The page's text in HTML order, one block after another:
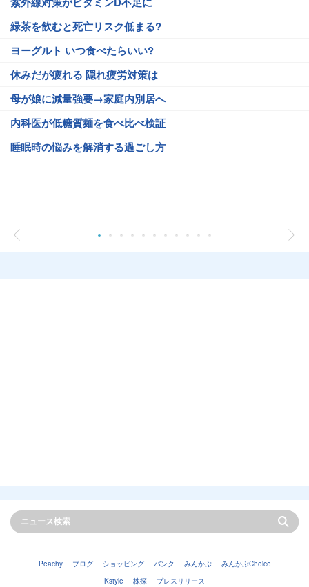
緑茶を飲むと死亡リスク低まる?
ヨーグルト いつ食べたらいい?
休みだが疲れる 隠れ疲労対策は
母が娘に減量強要→家庭内別居へ
内科医が低糖質麺を食べ比べ検証
睡眠時の悩みを解消する過ごし方
Peachy ブログ ショッピング バンク みんかぶ
みんかぶChoice
Kstyle
株探 プレスリリース